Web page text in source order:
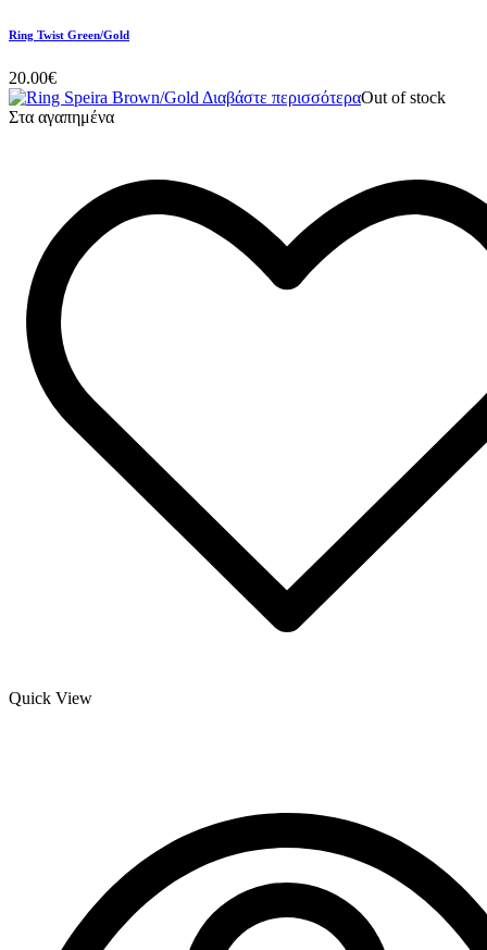
Ring Twist Green/Gold
20.00€
Διαβάστε περισσότεραOut of stock
Στα αγαπημένα
Quick View